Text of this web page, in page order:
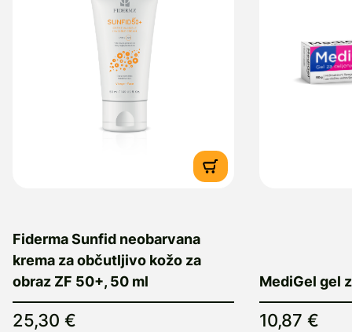
Fiderma Sunfid neobarvana
krema za občutljivo kožo za
obraz ZF 50+, 50 ml
25,30 €
MediGel gel
10,87 €